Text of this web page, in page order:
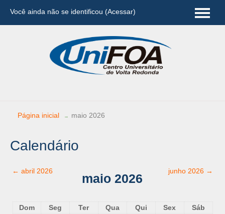
Você ainda não se identificou (Acessar)
Página inicial → maio 2026
Calendário
← abril 2026
maio 2026
junho 2026 →
Dom Seg Ter Qua Qui Sex
Sáb